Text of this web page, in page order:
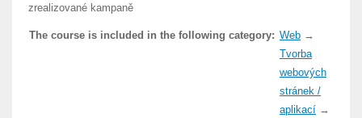
zrealizované kampaně
The course is included in the following category: Web →
Tvorba
webových
stránek /
aplikací →